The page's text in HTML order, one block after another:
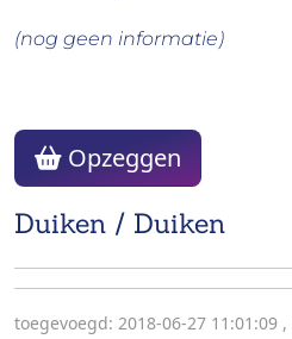
(nog geen informatie)
Duiken / Duiken
Opzeggen
toegevoegd: 2018-06-27 11:01:09 ,